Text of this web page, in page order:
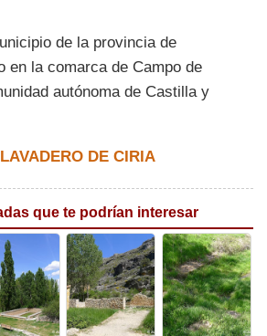
de la provincia de
en la comarca de Campo de
autónoma de Castilla y
DE CIRIA
que te podrían interesar